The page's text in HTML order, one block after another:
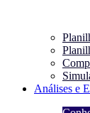
Análises e